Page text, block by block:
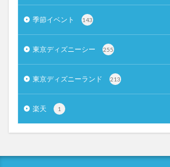
季節イベント 143
東京ディズニーシー 255
東京ディズニーランド 213
楽天 1